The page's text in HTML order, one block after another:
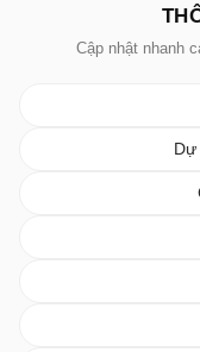
Cập nhật nhanh
Dự